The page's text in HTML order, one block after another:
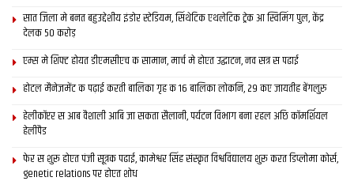
सात जिला मे बनत बहुउद्देशीय इंडोर स्‍टेडि‍यम, सिंथेटिक एथलेटिक ट्रेक आ स्विमिंग पुल, केंद्र
देलक 50 करोड़
एम्स मे शिफ्ट होयत डीएमसीएच क सामान, मार्च मे होएत उद्घाटन, नव सत्र स पढाई
होटल मैनेजमेंट क पढ़ाई करती बालिका गृह क 16 बालिका लोकनि, 29 कए जायतीह बेंगलुरु
हेलीकॉप्टर स आब वैशाली आबि जा सकता सैलानी, पर्यटन विभाग बना रहल अछि कॉमर्शियल
हेलीपैड
फेर स शुरू होएत पंजी सूत्रक पढाई, कामेश्वर सिंह संस्कृत विश्वविद्यालय शुरू करत डिप्लोमा कोर्स,
genetic relations पर होएत शोध